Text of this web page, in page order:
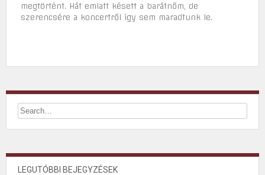
megtörtént. Hát emiatt késett a barátnőm, de
szerencsére a koncertről így sem maradtunk le.
LEGUTÓBBI BEJEGYZÉSEK